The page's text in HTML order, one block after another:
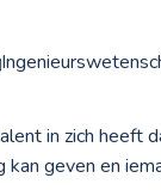
in zich heeft
geven en